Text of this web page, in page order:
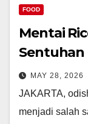
FOOD
Mentai
Sentuhan
MAY 28, 2026
JAKARTA,
menjadi salah